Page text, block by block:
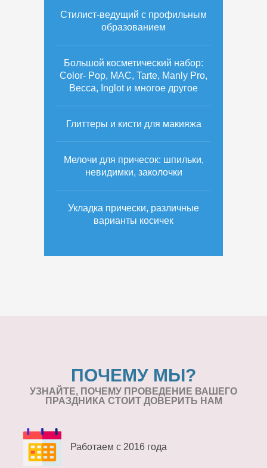
Стилист-ведущий с профильным
образованием
Большой косметический набор:
Color- Pop, MAC, Tarte, Manly Pro,
Becca, Inglot и многое другое
Глиттеры и кисти для макияжа
Мелочи для причесок: шпильки,
невидимки, заколочки
Укладка прически, различные
варианты косичек
ПОЧЕМУ МЫ?
УЗНАЙТЕ, ПОЧЕМУ ПРОВЕДЕНИЕ ВАШЕГО
ПРАЗДНИКА СТОИТ ДОВЕРИТЬ НАМ
Работаем с 2016 года